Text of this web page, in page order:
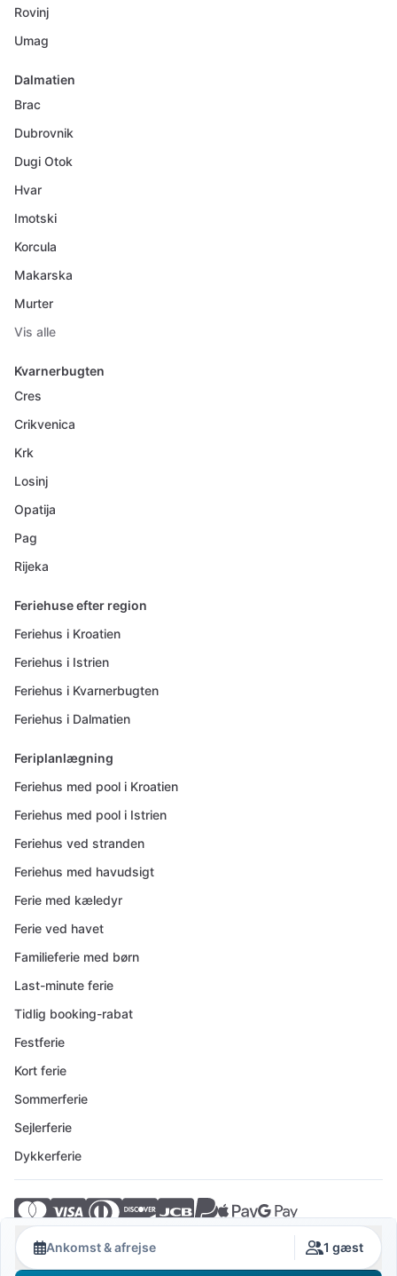
Ankomst & afrejse 1 gæst
Rovinj
Umag
Dalmatien
Brac
Dubrovnik
Dugi Otok
Hvar
Imotski
Korcula
Makarska
Murter
Vis alle
Kvarnerbugten
Cres
Crikvenica
Krk
Losinj
Opatija
Pag
Rijeka
Feriehuse efter region
Feriehus i Kroatien
Feriehus i Istrien
Feriehus i Kvarnerbugten
Feriehus i Dalmatien
Feriplanlægning
Feriehus med pool i Kroatien
Feriehus med pool i Istrien
Feriehus ved stranden
Feriehus med havudsigt
Ferie med kæledyr
Ferie ved havet
Familieferie med børn
Last-minute ferie
Tidlig booking-rabat
Festferie
Kort ferie
Sommerferie
Sejlerferie
Dykkerferie
© 2026 Crovillas GmbH